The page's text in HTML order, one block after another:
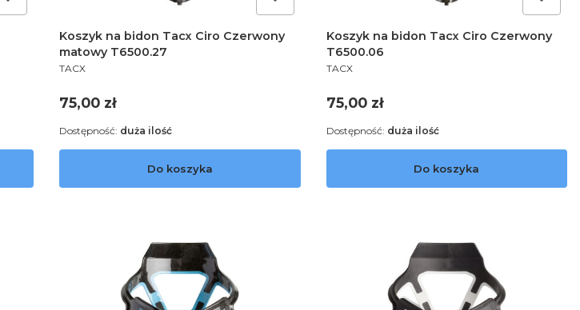
Koszyk na bidon Tacx Ciro Czerwony
matowy T6500.27
PRODUCENT
TACX
Cena
75,00 zł
Do koszyka
Dostępność: duża ilość
Koszyk na bidon Tacx Ciro Czerwony
T6500.06
PRODUCENT
TACX
Cena
75,00 zł
Do koszyka
Dostępność: duża ilość